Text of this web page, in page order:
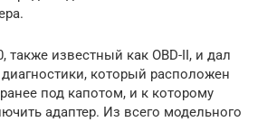
также известный как OBD-II, и дал
который расположен
под капотом, и к которому
адаптер. Из всего модельного